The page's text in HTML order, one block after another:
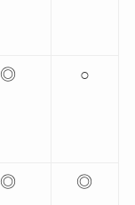
◎ ○
◎ ◎